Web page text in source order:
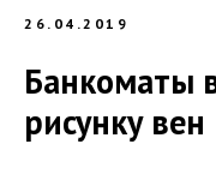
26.04.2019
Банкоматы
рисунку вен